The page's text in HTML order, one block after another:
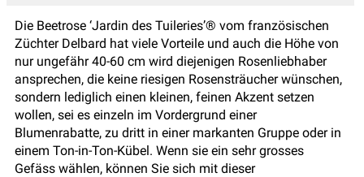
Die Beetrose ‘Jardin des Tuileries’® vom französischen
Züchter Delbard hat viele Vorteile und auch die Höhe von
nur ungefähr 40-60 cm wird diejenigen Rosenliebhaber
ansprechen, die keine riesigen Rosensträucher wünschen,
sondern lediglich einen kleinen, feinen Akzent setzen
wollen, sei es einzeln im Vordergrund einer
Blumenrabatte, zu dritt in einer markanten Gruppe oder in
einem Ton-in-Ton-Kübel. Wenn sie ein sehr grosses
Gefäss wählen, können Sie sich mit dieser